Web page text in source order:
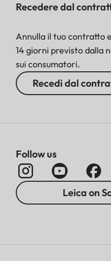
Recedere dal
Annulla il tuo contratto
14 giorni previsto dalla
sui consumatori.
Recedi dal
Follow us
Leica on